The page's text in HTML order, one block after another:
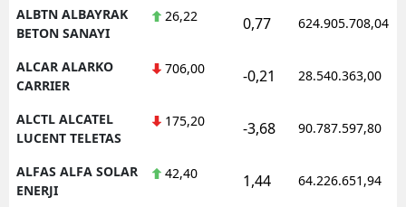
ALBTN ALBAYRAK
BETON SANAYI
26,22 0,77 624.905.708,04
ALCAR ALARKO
CARRIER
706,00 -0,21 28.540.363,00
ALCTL ALCATEL
LUCENT TELETAS
175,20 -3,68 90.787.597,80
ALFAS ALFA SOLAR
ENERJI
42,40 1,44 64.226.651,94